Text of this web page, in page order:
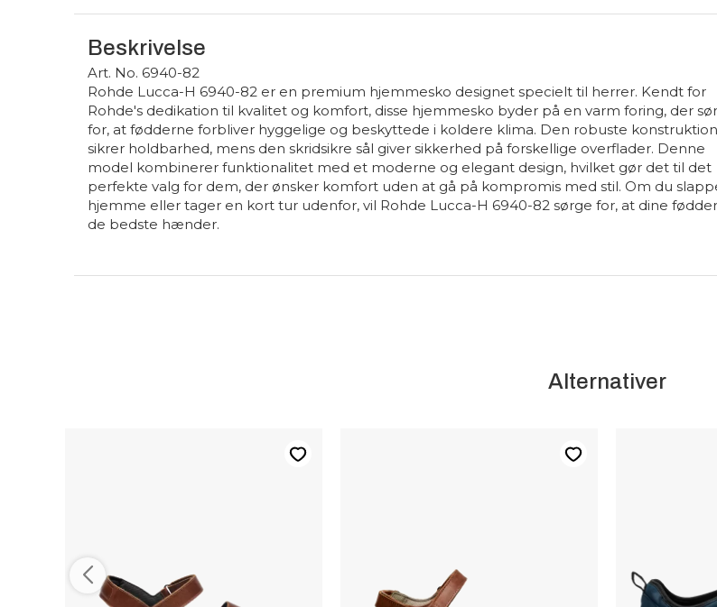
Beskrivelse
Art. No. 6940-82
Rohde Lucca-H 6940-82 er en premium hjemmesko designet specielt til herrer. Kendt for
Rohde's dedikation til kvalitet og komfort, disse hjemmesko byder på en varm foring, der
for, at fødderne forbliver hyggelige og beskyttede i koldere klima. Den robuste konstruktion
sikrer holdbarhed, mens den skridsikre sål giver sikkerhed på forskellige overflader. Denne
model kombinerer funktionalitet med et moderne og elegant design, hvilket gør det til det
perfekte valg for dem, der ønsker komfort uden at gå på kompromis med stil. Om du
hjemme eller tager en kort tur udenfor, vil Rohde Lucca-H 6940-82 sørge for, at dine
de bedste hænder.
Alternativer